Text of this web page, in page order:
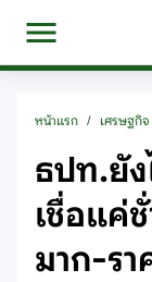
หน้าแรก / เศรษฐกิจ
ธปท.ยัง
เชื่อแค่
มาก-รา